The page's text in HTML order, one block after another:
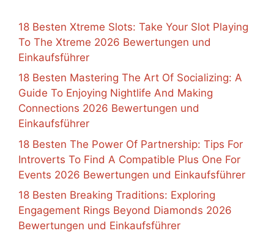
18 Besten Xtreme Slots: Take Your Slot Playing
To The Xtreme 2026 Bewertungen und
Einkaufsführer
18 Besten Mastering The Art Of Socializing: A
Guide To Enjoying Nightlife And Making
Connections 2026 Bewertungen und
Einkaufsführer
18 Besten The Power Of Partnership: Tips For
Introverts To Find A Compatible Plus One For
Events 2026 Bewertungen und Einkaufsführer
18 Besten Breaking Traditions: Exploring
Engagement Rings Beyond Diamonds 2026
Bewertungen und Einkaufsführer